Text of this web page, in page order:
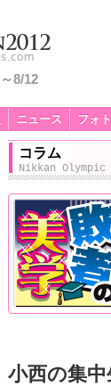
8/12
ニュース フォト
コラム
Nikkan Olympic
小西の集